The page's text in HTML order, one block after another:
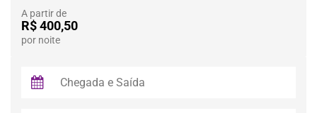
A partir de
R$ 400,50
por noite